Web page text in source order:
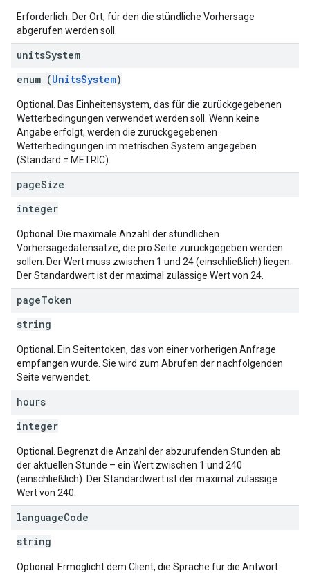
Erforderlich. Der Ort, für den die stündliche Vorhersage
abgerufen werden soll.
unitsSystem
enum (UnitsSystem)
Optional. Das Einheitensystem, das für die zurückgegebenen
Wetterbedingungen verwendet werden soll. Wenn keine
Angabe erfolgt, werden die zurückgegebenen
Wetterbedingungen im metrischen System angegeben
(Standard = METRIC).
pageSize
integer
Optional. Die maximale Anzahl der stündlichen
Vorhersagedatensätze, die pro Seite zurückgegeben werden
sollen. Der Wert muss zwischen 1 und 24 (einschließlich) liegen.
Der Standardwert ist der maximal zulässige Wert von 24.
pageToken
string
Optional. Ein Seitentoken, das von einer vorherigen Anfrage
empfangen wurde. Sie wird zum Abrufen der nachfolgenden
Seite verwendet.
hours
integer
Optional. Begrenzt die Anzahl der abzurufenden Stunden ab
der aktuellen Stunde – ein Wert zwischen 1 und 240
(einschließlich). Der Standardwert ist der maximal zulässige
Wert von 240.
languageCode
string
Optional. Ermöglicht dem Client, die Sprache für die Antwort